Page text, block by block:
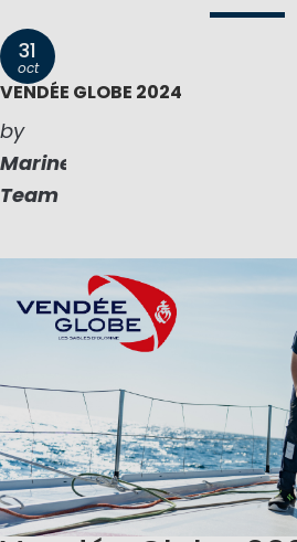
31
oct
VENDÉE GLOBE 2024
by
Marinepool
Team